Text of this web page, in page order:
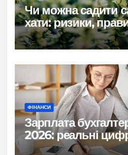
Чи можна садити
хати: ризики,
практичні рішення
ФІНАНСИ
Зарплата
2026: реальні
нюанси